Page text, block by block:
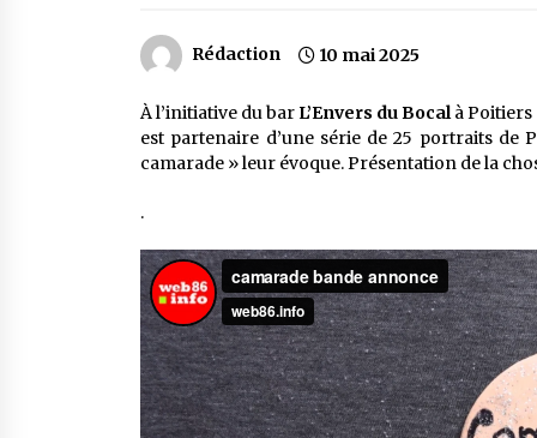
Rédaction 10 mai 2025
À l’initiative du bar L’Envers du Bocalà Poitiers
est partenaire d’une série de 25 portraits
camarade » leur évoque. Présentation de la
.